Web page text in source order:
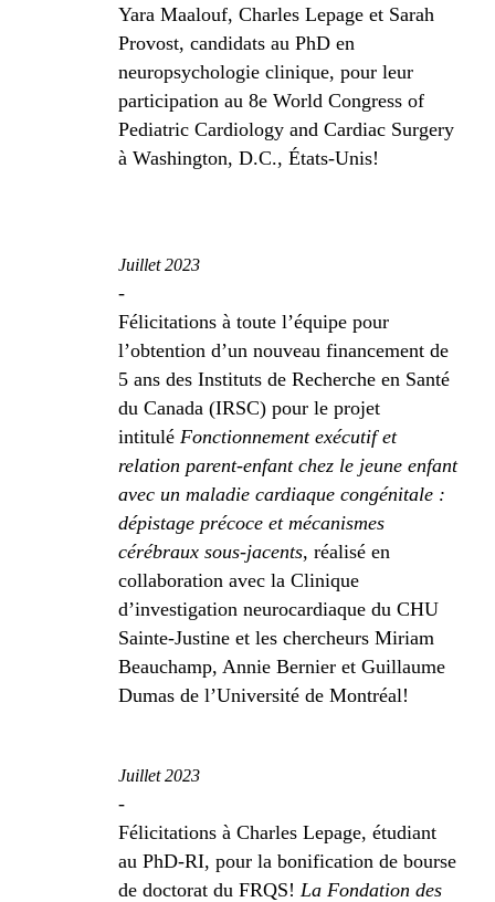
Yara Maalouf, Charles Lepage et Sarah
Provost, candidats au PhD en
neuropsychologie clinique, pour leur
participation au 8e World Congress of
Pediatric Cardiology and Cardiac Surgery
à Washington, D.C., États-Unis!
Juillet 2023
-
Félicitations à toute l’équipe pour
l’obtention d’un nouveau financement de
5 ans des Instituts de Recherche en Santé
du Canada (IRSC) pour le projet
intitulé Fonctionnement exécutif et
relation parent-enfant chez le jeune enfant
avec un maladie cardiaque congénitale :
dépistage précoce et mécanismes
cérébraux sous-jacents, réalisé en
collaboration avec la Clinique
d’investigation neurocardiaque du CHU
Sainte-Justine et les chercheurs Miriam
Beauchamp, Annie Bernier et Guillaume
Dumas de l’Université de Montréal!
Juillet 2023
-
Félicitations à Charles Lepage, étudiant
au PhD-RI, pour la bonification de bourse
de doctorat du FRQS! La Fondation des